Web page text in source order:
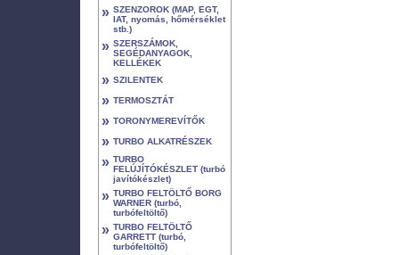
» SZENZOROK (MAP, EGT,
IAT, nyomás, hőmérséklet
stb.)
» SZERSZÁMOK,
SEGÉDANYAGOK,
KELLÉKEK
» SZILENTEK
» TERMOSZTÁT
» TORONYMEREVÍTŐK
» TURBO ALKATRÉSZEK
» TURBO
FELÚJÍTÓKÉSZLET (turbó
javítókészlet)
» TURBO FELTÖLTŐ BORG
WARNER (turbó,
turbófeltöltő)
» TURBO FELTÖLTŐ
GARRETT (turbó,
turbófeltöltő)